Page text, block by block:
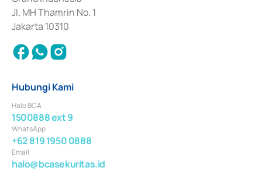
Jl. MH Thamrin No. 1
Jakarta 10310
Hubungi Kami
Halo BCA
1500888 ext 9
WhatsApp
+62 819 1950 0888
Email
halo@bcasekuritas.id